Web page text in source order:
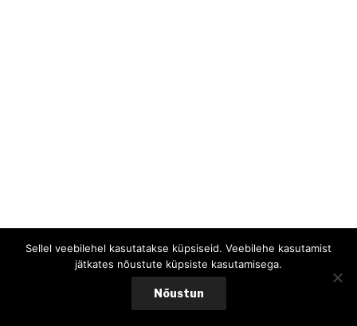
Sellel veebilehel kasutatakse küpsiseid. Veebilehe kasutamist
jätkates nõustute küpsiste kasutamisega.
Nõustun